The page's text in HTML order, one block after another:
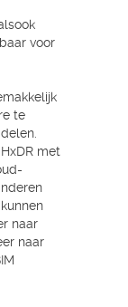
voor
te
met
naar
naar